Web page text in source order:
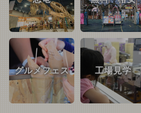
グルメフェス 工場見学